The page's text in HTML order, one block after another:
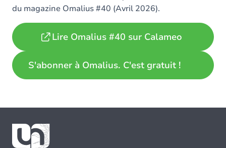
du magazine Omalius #40 (Avril 2026).
Lire Omalius #40 sur Calameo
S'abonner à Omalius. C'est gratuit !